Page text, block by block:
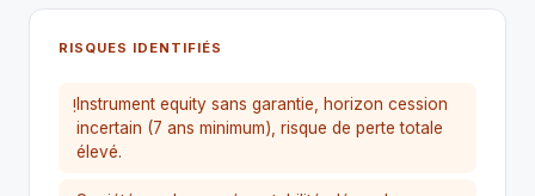
RISQUES IDENTIFIÉS
! Instrument equity sans garantie, horizon cession
incertain (7 ans minimum), risque de perte totale
élevé.